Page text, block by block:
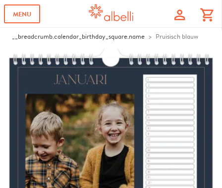
MENU profile shopping_cart
__breadcrumb.calendar_birthday_square.name Pruisisch blauw